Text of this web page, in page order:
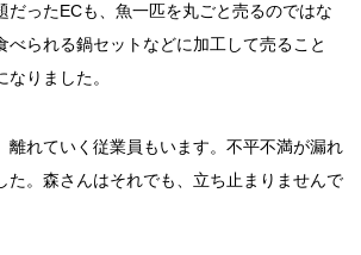
だったECも、魚一匹を丸ごと売るのではな
べられる鍋セットなどに加工して売ること
りました。
離れていく従業員もいます。不平不満が漏れ
た。森さんはそれでも、立ち止まりませんで